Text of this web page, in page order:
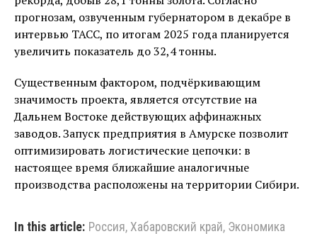
прогнозам, озвученным губернатором в декабре в
интервью ТАСС, по итогам 2025 года планируется
увеличить показатель до 32,4 тонны.
Существенным фактором, подчёркивающим
значимость проекта, является отсутствие на
Дальнем Востоке действующих аффинажных
заводов. Запуск предприятия в Амурске позволит
оптимизировать логистические цепочки: в
настоящее время ближайшие аналогичные
производства расположены на территории Сибири.
In this article: Россия, Хабаровский край, Экономика